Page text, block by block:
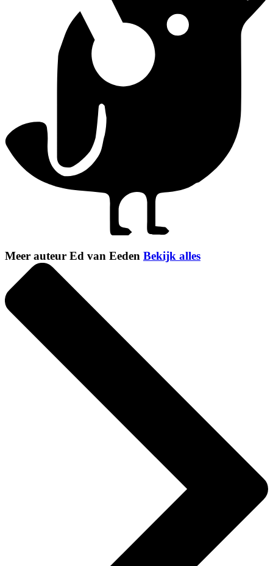
Meer auteur Ed van Eeden Bekijk alles